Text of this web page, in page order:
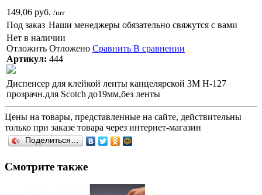
149,06 руб. /шт
Под заказ Наши менеджеры обязательно свяжутся с вами
Нет в наличии
Отложить Отложено Сравнить В сравнении
Артикул: 444
Диспенсер для клейкой ленты канцелярской 3M H-127
прозрачн.для Scotch до19мм,без ленты
Цены на товары, представленные на сайте, действительны
только при заказе товара через интернет-магазин
Поделиться…
Смотрите также